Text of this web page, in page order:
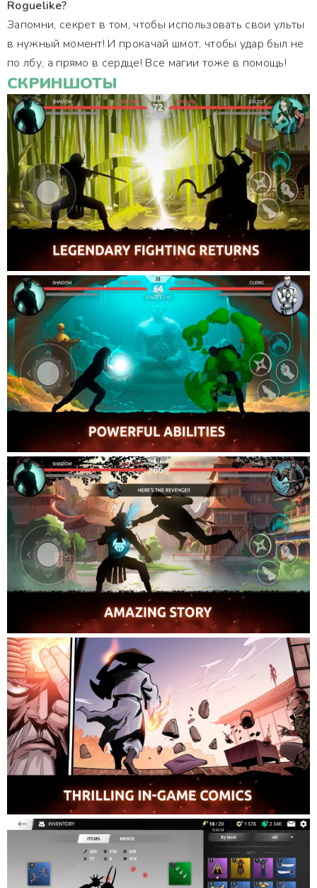
Roguelike?
Запомни, секрет в том, чтобы использовать свои ульты
в нужный момент! И прокачай шмот, чтобы удар был не
по лбу, а прямо в сердце! Все магии тоже в помощь!
СКРИНШОТЫ